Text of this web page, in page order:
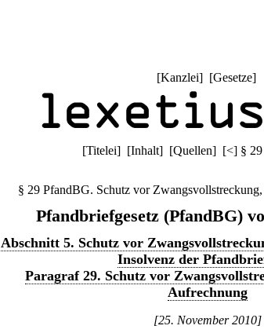
[Kanzlei] [Gesetze]
[Titelei] [Inhalt] [Quellen] [<] §
§ 29 PfandBG. Schutz vor
Pfandbriefgesetz (PfandBG)
Abschnitt 5. Schutz vor
Insolvenz der
Paragraf 29. Schutz vor
Aufrechnung
[25. November 2010]